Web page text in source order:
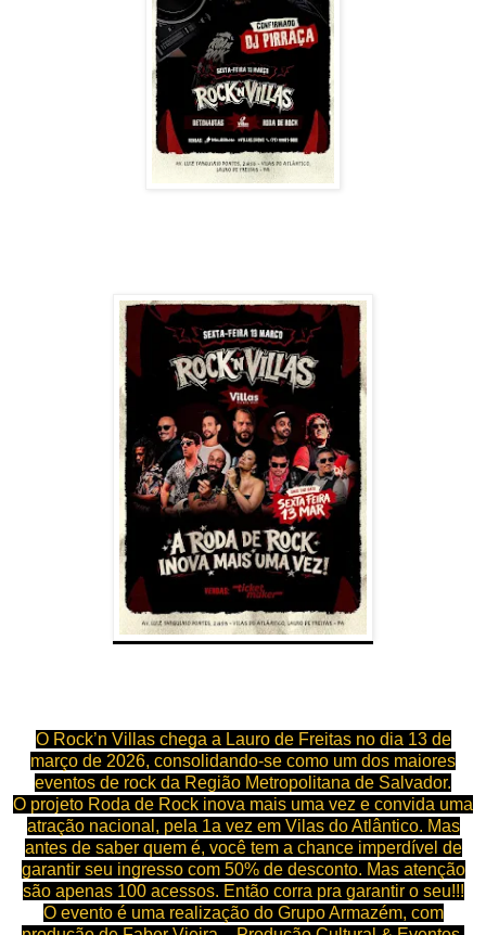
O Rock’n Villas chega a Lauro de Freitas no dia 13 de
março de 2026, consolidando-se como um dos maiores
eventos de rock da Região Metropolitana de Salvador.
O projeto Roda de Rock inova mais uma vez e convida uma
atração nacional, pela 1a vez em Vilas do Atlântico. Mas
antes de saber quem é, você tem a chance imperdível de
garantir seu ingresso com 50% de desconto. Mas atenção
são apenas 100 acessos. Então corra pra garantir o seu!!!
O evento é uma realização do Grupo Armazém, com